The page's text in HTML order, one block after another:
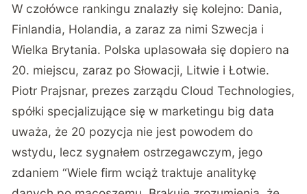
W czołówce rankingu znalazły się kolejno: Dania,
Finlandia, Holandia, a zaraz za nimi Szwecja i
Wielka Brytania. Polska uplasowała się dopiero na
20. miejscu, zaraz po Słowacji, Litwie i Łotwie.
Piotr Prajsnar, prezes zarządu Cloud Technologies,
spółki specjalizujące się w marketingu big data
uważa, że 20 pozycja nie jest powodem do
wstydu, lecz sygnałem ostrzegawczym, jego
zdaniem “Wiele firm wciąż traktuje analitykę